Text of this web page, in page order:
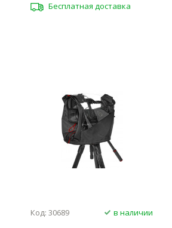
Бесплатная доставка
Код: 30689
в наличии